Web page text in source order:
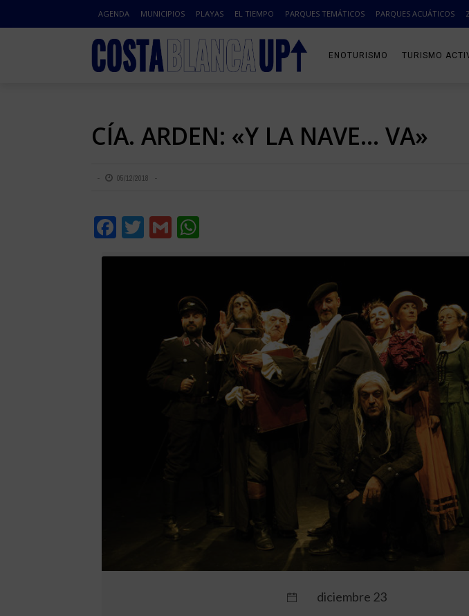
AGENDA MUNICIPIOS PLAYAS EL TIEMPO PARQUES TEMÁTICOS PARQUES ACUÁTICOS
ENOTURISMO TURISMO
CÍA. ARDEN: «Y LA NAVE… VA»
05/12/2018
Facebook
Twitter
Gmail
diciembre 23